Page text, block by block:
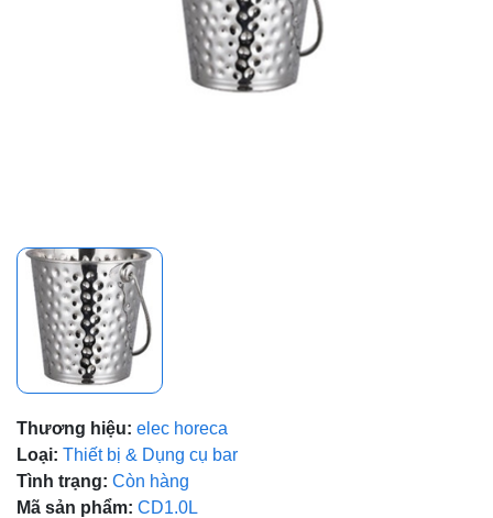
Thương hiệu: elec horeca
Loại: Thiết bị & Dụng cụ bar
Tình trạng: Còn hàng
Mã sản phẩm: CD1.0L
Mã giảm giá: